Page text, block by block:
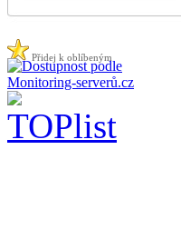
Přidej k oblíbeným